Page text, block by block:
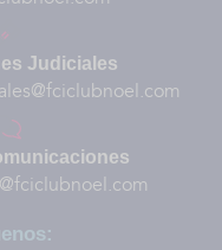
Judiciales